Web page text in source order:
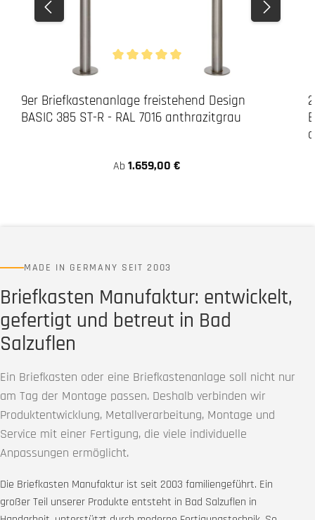
Durchschnittliche Bewertung von 5 von 5
9er Briefkastenanlage freistehend Design
BASIC 385 ST-R - RAL 7016 anthrazitgrau
Ab 1.659,00 €
MADE IN GERMANY SEIT 2003
Briefkasten Manufaktur: entwickelt,
gefertigt und betreut in Bad
Salzuflen
Ein Briefkasten oder eine Briefkastenanlage soll nicht nur
am Tag der Montage passen. Deshalb verbinden wir
Produktentwicklung, Metallverarbeitung, Montage und
Service mit einer Fertigung, die viele individuelle
Anpassungen ermöglicht.
Die Briefkasten Manufaktur ist seit 2003 familiengeführt. Ein
großer Teil unserer Produkte entsteht in Bad Salzuflen in